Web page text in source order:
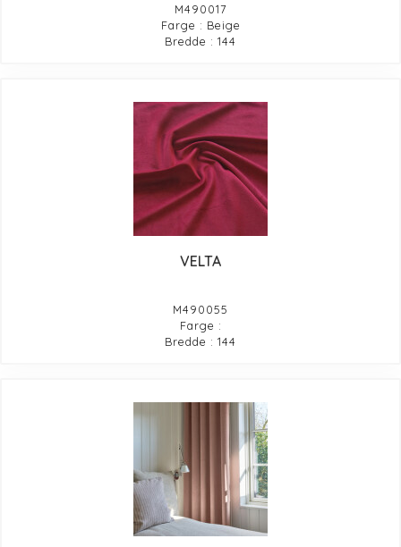
M490017
Farge : Beige
Bredde : 144
VELTA
M490055
Farge :
Bredde : 144